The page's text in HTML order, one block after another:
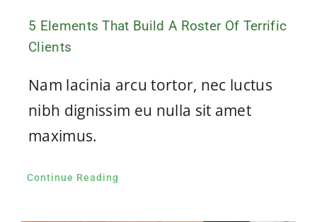
5 Elements That Build A Roster Of Terrific
Clients
Nam lacinia arcu tortor, nec luctus
nibh dignissim eu nulla sit amet
maximus.
Continue Reading